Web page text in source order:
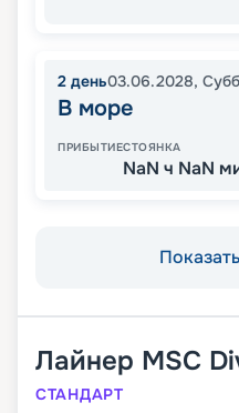
2 день03.06.2028,
В море
ПРИБЫТИЕСТОЯНКА
NaN ч NaN
Лайнер MSC
СТАНДАРТ